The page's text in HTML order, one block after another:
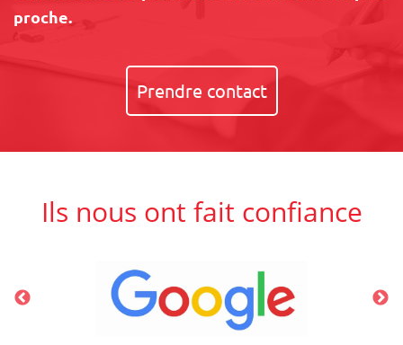
proche.
Prendre contact
Ils nous ont fait confiance